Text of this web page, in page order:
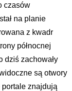
czasów
na planie
z kwadr
północnej
dziś zachowały
są otwory
znajdują